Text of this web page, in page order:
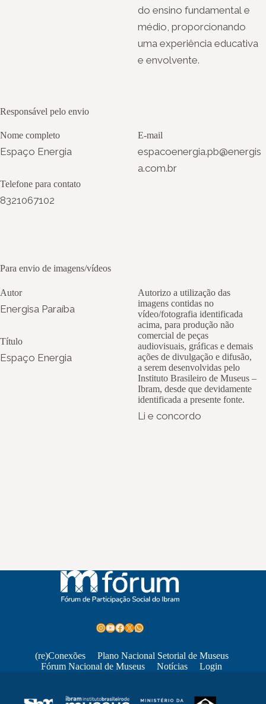
do ensino fundamental e
médio, proporcionando
uma experiência educativa
e envolvente.
Responsável pelo envio
Nome completo
Espaço Energia
Telefone para contato
8321067102
E-mail
espacoenergia.pb@energis
a.com.br
Para envio de imagens/vídeos
Autor
Energisa Paraíba
Título
Espaço Energia
Autorizo a utilização das
imagens contidas no
vídeo/fotografia identificada
acima, para produção não
comercial de peças
audiovisuais, gráficas e demais
ações de divulgação e difusão,
a serem desenvolvidas pelo
Instituto Brasileiro de Museus –
Ibram, desde que devidamente
identificada a presente fonte.
Li e concordo
Instagram
Youtube
Facebook
X WhatsApp
(re)Conexões
Plano Nacional Setorial de Museus
Fórum Nacional de Museus
Notícias Login